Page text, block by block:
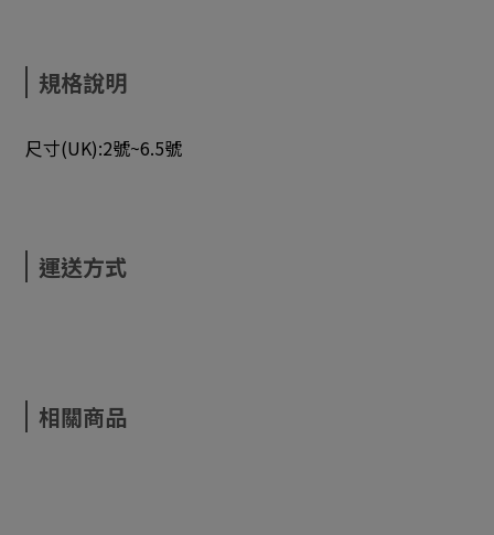
規格說明
尺寸(UK):2號~6.5號
運送方式
相關商品